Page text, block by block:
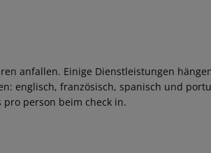
anfallen. Einige Dienstleistungen
englisch, französisch, spanisch und
person beim check in.